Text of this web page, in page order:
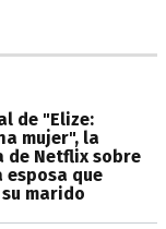
de "Elize:
mujer", la
de Netflix sobre
esposa que
marido